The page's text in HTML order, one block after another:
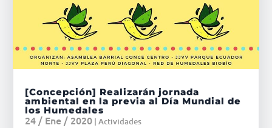
[Concepción] Realizarán jornada
ambiental en la previa al Día Mundial de
los Humedales
24 / Ene / 2020 |Actividades